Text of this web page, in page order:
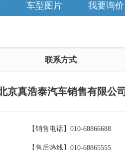
车型图片 我要询价
联系方式
京真浩泰汽车销售有限公司
【销售电话】010-68866688
【售后热线】010-68865555